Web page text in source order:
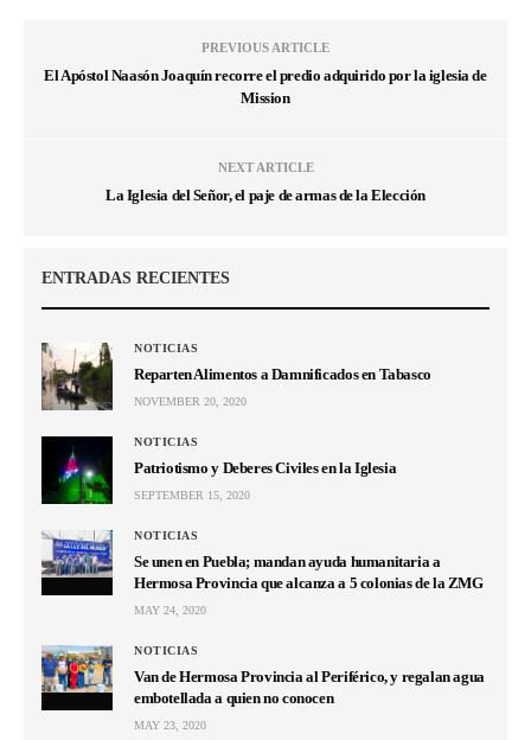
PREVIOUS ARTICLE
El Apóstol Naasón Joaquín recorre el predio adquirido por la iglesia de
Mission
NEXT ARTICLE
La Iglesia del Señor, el paje de armas de la Elección
ENTRADAS RECIENTES
NOTICIAS
Reparten Alimentos a Damnificados en Tabasco
NOVEMBER 20, 2020
NOTICIAS
Patriotismo y Deberes Civiles en la Iglesia
SEPTEMBER 15, 2020
NOTICIAS
Se unen en Puebla; mandan ayuda humanitaria a
Hermosa Provincia que alcanza a 5 colonias de la ZMG
MAY 24, 2020
NOTICIAS
Van de Hermosa Provincia al Periférico, y regalan agua
embotellada a quien no conocen
MAY 23, 2020